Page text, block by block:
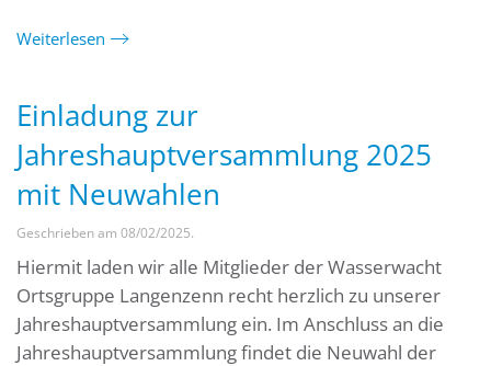
Weiterlesen
Einladung zur
Jahreshauptversammlung 2025
mit Neuwahlen
Geschrieben am 08/02/2025.
Hiermit laden wir alle Mitglieder der Wasserwacht
Ortsgruppe Langenzenn recht herzlich zu unserer
Jahreshauptversammlung ein. Im Anschluss an die
Jahreshauptversammlung findet die Neuwahl der